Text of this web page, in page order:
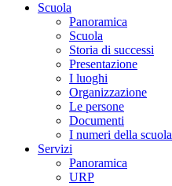
Scuola
Panoramica
Scuola
Storia di successi
Presentazione
I luoghi
Organizzazione
Le persone
Documenti
I numeri della scuola
Servizi
Panoramica
URP